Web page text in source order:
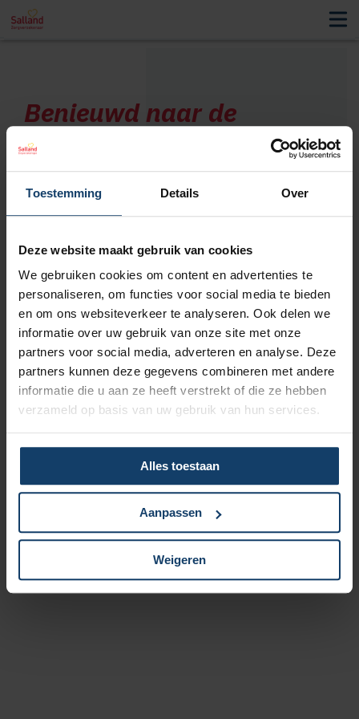
Toestemming Details Over
Deze website maakt gebruik van cookies
We gebruiken cookies om content en advertenties te
personaliseren, om functies voor social media te bieden
en om ons websiteverkeer te analyseren. Ook delen we
informatie over uw gebruik van onze site met onze
partners voor social media, adverteren en analyse. Deze
partners kunnen deze gegevens combineren met andere
informatie die u aan ze heeft verstrekt of die ze hebben
verzameld op basis van uw gebruik van hun services.
Alles toestaan
Aanpassen
Weigeren
Benieuwd naar de
corporate zoekresultaten?
Waar wilt u op zoeken?
Geen resultaten gevonden.
Premie bijgewerkt.